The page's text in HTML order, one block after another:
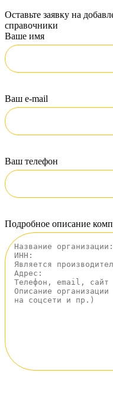
Оставьте заявку на
справочники
Ваше имя
Ваш e-mail
Ваш телефон
Подробное описание